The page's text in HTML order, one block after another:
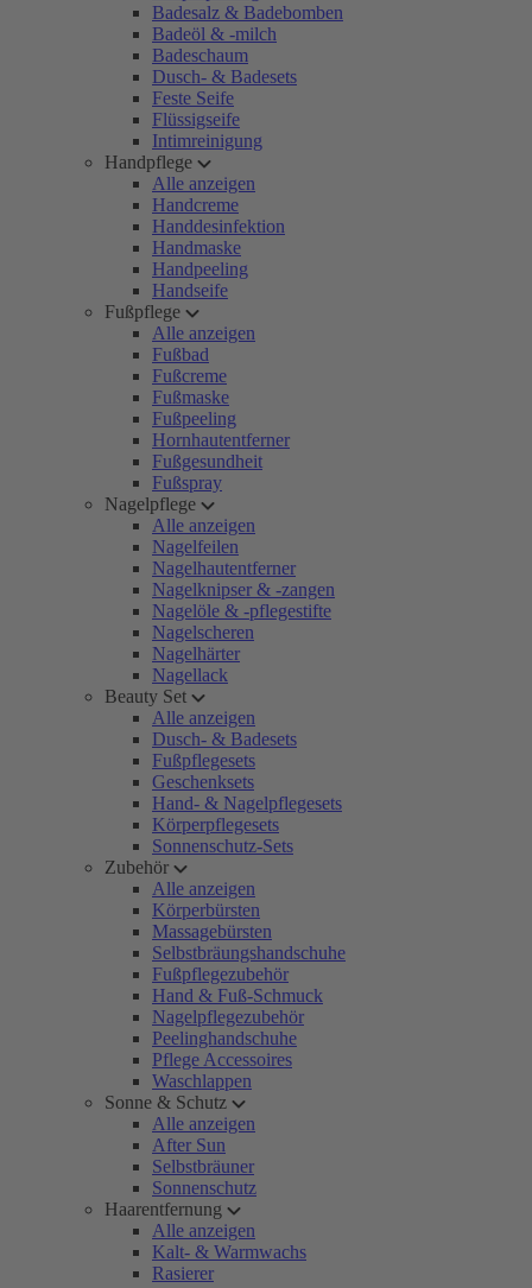
Badesalz & Badebomben
Badeöl & -milch
Badeschaum
Dusch- & Badesets
Feste Seife
Flüssigseife
Intimreinigung
Handpflege
Alle anzeigen
Handcreme
Handdesinfektion
Handmaske
Handpeeling
Handseife
Fußpflege
Alle anzeigen
Fußbad
Fußcreme
Fußmaske
Fußpeeling
Hornhautentferner
Fußgesundheit
Fußspray
Nagelpflege
Alle anzeigen
Nagelfeilen
Nagelhautentferner
Nagelknipser & -zangen
Nagelöle & -pflegestifte
Nagelscheren
Nagelhärter
Nagellack
Beauty Set
Alle anzeigen
Dusch- & Badesets
Fußpflegesets
Geschenksets
Hand- & Nagelpflegesets
Körperpflegesets
Sonnenschutz-Sets
Zubehör
Alle anzeigen
Körperbürsten
Massagebürsten
Selbstbräungshandschuhe
Fußpflegezubehör
Hand & Fuß-Schmuck
Nagelpflegezubehör
Peelinghandschuhe
Pflege Accessoires
Waschlappen
Sonne & Schutz
Alle anzeigen
After Sun
Selbstbräuner
Sonnenschutz
Haarentfernung
Alle anzeigen
Kalt- & Warmwachs
Rasierer